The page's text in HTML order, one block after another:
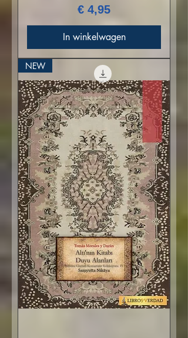
Prijs
€ 4,95
In winkelwagen
NEW